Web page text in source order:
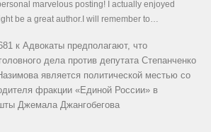
marvelous posting! I actually enjoyed
be a great author.I will remember to…
к Адвокаты предполагают, что
дела против депутата Степанченко
является политической местью со
фракции «Единой России» в
Джемала Джангобегова